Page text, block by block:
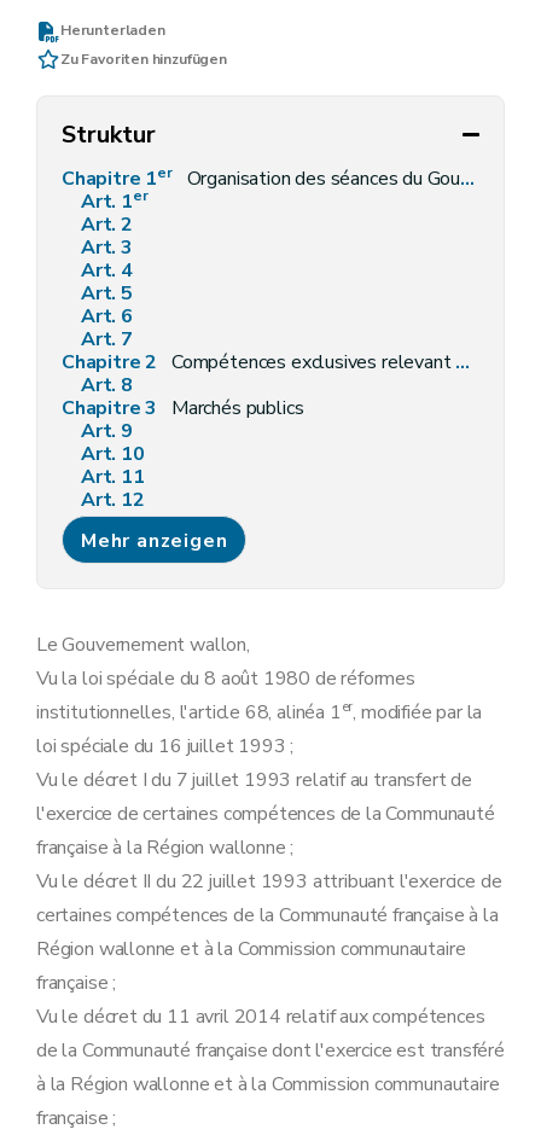
Herunterladen
Zu Favoriten hinzufügen
Struktur
Chapitre 1er
Organisation des séances du Gouvernement
Art. 1er
Art. 2
Art. 3
Art. 4
Art. 5
Art. 6
Art. 7
Chapitre 2 Compétences exclusives relevant du Gouvernement wallon
Art. 8
Chapitre 3
Marchés publics
Art. 9
Art. 10
Art. 11
Art. 12
Chapitre 4 Fonction publique
Art. 13
Chapitre 5 Délégations
Section 2 Délégations particulières
Art. 16
Art. 17
Chapitre 6 Informations budgétaires
Art. 19
Dispositions abrogatoire et finales
Art. 20
Art. 21
Art. 22
Mehr anzeigen
Le Gouvernement wallon,
Vu la loi spéciale du 8 août 1980 de réformes
institutionnelles, l'article 68, alinéa 1er, modifiée par la
loi spéciale du 16 juillet 1993 ;
Vu le décret I du 7 juillet 1993 relatif au transfert de
l'exercice de certaines compétences de la Communauté
française à la Région wallonne ;
Vu le décret II du 22 juillet 1993 attribuant l'exercice de
certaines compétences de la Communauté française à la
Région wallonne et à la Commission communautaire
française ;
Vu le décret du 11 avril 2014 relatif aux compétences
de la Communauté française dont l'exercice est transféré
à la Région wallonne et à la Commission communautaire
française ;